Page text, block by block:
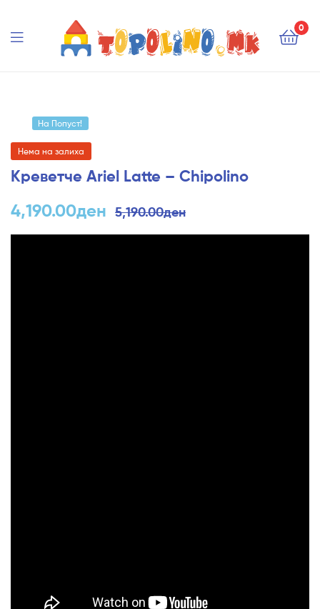
0
На Попуст!
Нема на залиха
Креветче Ariel Latte – Chipolino
5,190.00ден
4,190.00ден